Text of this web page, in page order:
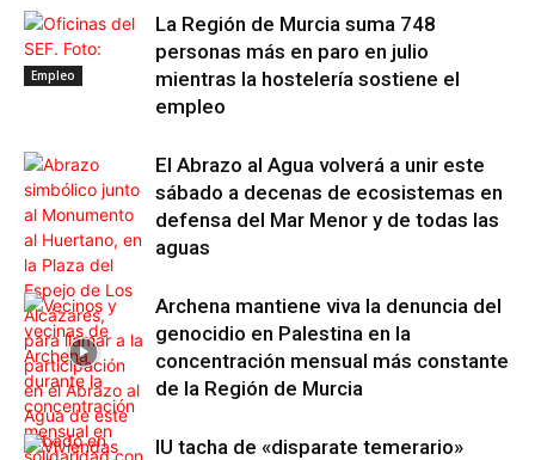
Empleo
La Región de Murcia suma 748
personas más en paro en julio
mientras la hostelería sostiene el
empleo
El Abrazo al Agua volverá a unir este
sábado a decenas de ecosistemas en
defensa del Mar Menor y de todas las
aguas
Archena mantiene viva la denuncia del
genocidio en Palestina en la
concentración mensual más constante
de la Región de Murcia
IU tacha de «disparate temerario»